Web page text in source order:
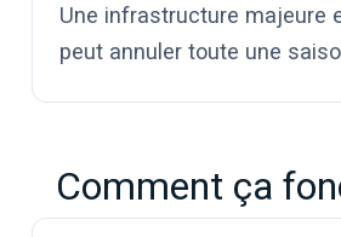
Une infrastructure majeure
peut annuler toute une
Comment ça